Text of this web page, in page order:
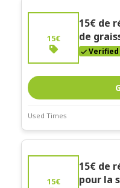
Expires:
"Commande
15€
15€ de
de
Verified
Used Times
Deal Stats
Expires:
Coupon
"Commande
15€
15€ de
pour la